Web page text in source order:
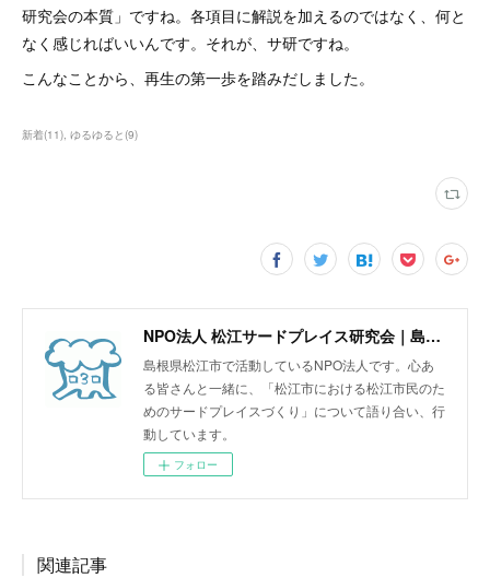
研究会の本質」ですね。各項目に解説を加えるのではなく、何と
なく感じればいいんです。それが、サ研ですね。
こんなことから、再生の第一歩を踏みだしました。
新着(11) ゆるゆると(9)
NPO法人 松江サードプレイス研究会｜島根県松江市
島根県松江市で活動しているNPO法人です。心あ
る皆さんと一緒に、「松江市における松江市民のた
めのサードプレイスづくり」について語り合い、行
動しています。
フォロー
関連記事